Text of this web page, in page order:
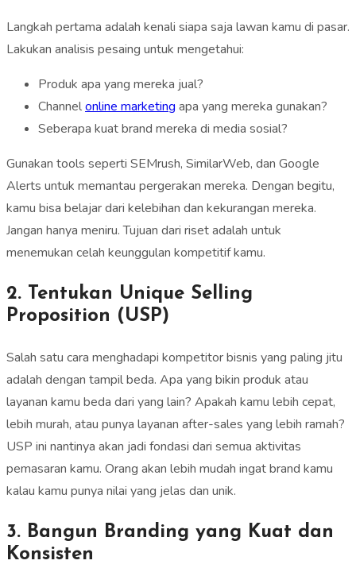
Langkah pertama adalah kenali siapa saja lawan kamu di pasar.
Lakukan analisis pesaing untuk mengetahui:
Produk apa yang mereka jual?
Channelonline marketing apa yang mereka gunakan?
Seberapa kuat brand mereka di media sosial?
Gunakan tools seperti SEMrush, SimilarWeb, dan Google
Alerts untuk memantau pergerakan mereka. Dengan begitu,
kamu bisa belajar dari kelebihan dan kekurangan mereka.
Jangan hanya meniru. Tujuan dari riset adalah untuk
menemukan celah keunggulan kompetitif kamu.
2. Tentukan Unique Selling
Proposition (USP)
Salah satu cara menghadapi kompetitor bisnis yang paling jitu
adalah dengan tampil beda. Apa yang bikin produk atau
layanan kamu beda dari yang lain? Apakah kamu lebih cepat,
lebih murah, atau punya layanan after-sales yang lebih ramah?
USP ini nantinya akan jadi fondasi dari semua aktivitas
pemasaran kamu. Orang akan lebih mudah ingat brand kamu
kalau kamu punya nilai yang jelas dan unik.
3. Bangun Branding yang Kuat dan
Konsisten